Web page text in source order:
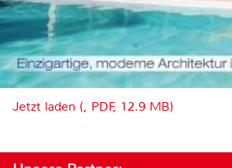
Jetzt laden (, PDF, 12.9 MB)